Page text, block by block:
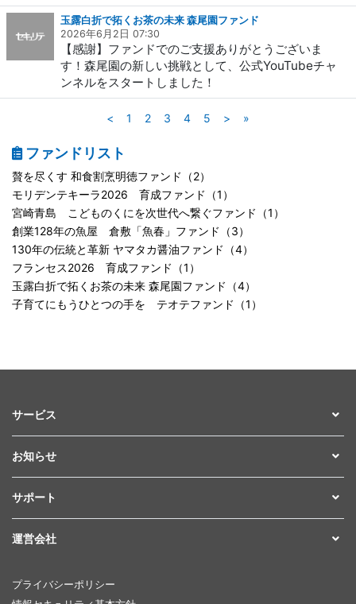
玉露白折で拓くお茶の未来 森尾園ファンド
2026年6月2日 07:30
【感謝】ファンドでのご支援ありがとうございま
す！森尾園の新しい挑戦として、公式YouTubeチャ
ンネルをスタートしました！
< 1 2 3 4 5 > »
ファンドリスト
贅を尽くす 和食割烹明徳ファンド（2）
モリデンテキーラ2026 育成ファンド（1）
宮崎青島 こどものくにを次世代へ繋ぐファンド（1）
創業128年の魚屋 倉敷「魚春」ファンド（3）
130年の伝統と革新 ヤマタカ醤油ファンド（4）
フランセス2026 育成ファンド（1）
玉露白折で拓くお茶の未来 森尾園ファンド（4）
子育てにもうひとつの手を テオテファンド（1）
サービス
お知らせ
サポート
運営会社
プライバシーポリシー